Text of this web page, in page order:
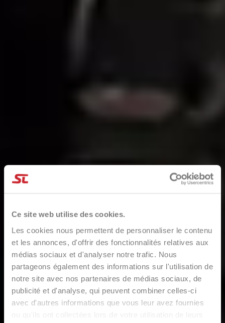
Ce site web utilise des cookies.
Les cookies nous permettent de personnaliser le contenu
et les annonces, d'offrir des fonctionnalités relatives aux
médias sociaux et d'analyser notre trafic. Nous
partageons également des informations sur l'utilisation de
notre site avec nos partenaires de médias sociaux, de
publicité et d'analyse, qui peuvent combiner celles-ci
avec d'autres informations que vous leur avez fournies